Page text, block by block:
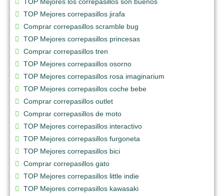
TOP Mejores correpasillos jirafa
Comprar correpasillos scramble bug
TOP Mejores correpasillos princesas
Comprar correpasillos tren
TOP Mejores correpasillos osorno
TOP Mejores correpasillos rosa imaginarium
TOP Mejores correpasillos coche bebe
Comprar correpasillos outlet
Comprar correpasillos de moto
TOP Mejores correpasillos interactivo
TOP Mejores correpasillos furgoneta
TOP Mejores correpasillos bici
Comprar correpasillos gato
TOP Mejores correpasillos little indie
TOP Mejores correpasillos kawasaki